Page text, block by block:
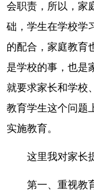
会职责，所以，家
础，学生在学校学
的配合，家庭教育
是学校的事，也是
就要求家长和学校
教育学生这个问题
实施教育。
这里我对家长
第一、重视教